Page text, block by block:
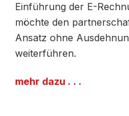
Einführung der E-
möchte den
Ansatz ohne
weiterführen.
mehr dazu . . .